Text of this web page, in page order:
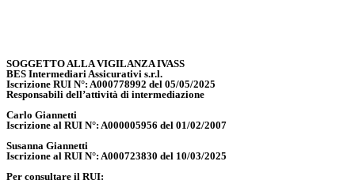
SOGGETTO ALLA VIGILANZA IVASS
BES Intermediari Assicurativi s.r.l.
Iscrizione RUI N°: A000778992 del 05/05/2025
Responsabili dell’attività di intermediazione
Carlo Giannetti
Iscrizione al RUI N°: A000005956 del 01/02/2007
Susanna Giannetti
Iscrizione al RUI N°: A000723830 del 10/03/2025
Per consultare il RUI: